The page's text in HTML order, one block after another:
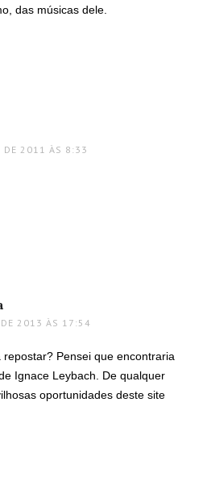
das músicas dele.
DE 2011 ÀS 8:33
DE 2013 ÀS 17:54
Pensei que encontraria
Ignace Leybach. De qualquer
oportunidades deste site